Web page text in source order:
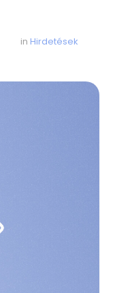
in Hirdetések